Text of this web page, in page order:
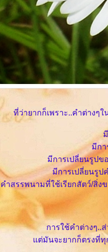
ที่ว่ายากก็เพราะ..คำต่างๆ
มีกา
มีการเปลี่ยนรูปข
มีการเปลี่ยนรูป
คำสรรพนามที่ใช้เรียกสัตว์/สิ่ง
การใช้คำต่างๆ..
ต่มันจะยากก็ตรงที่ทุ